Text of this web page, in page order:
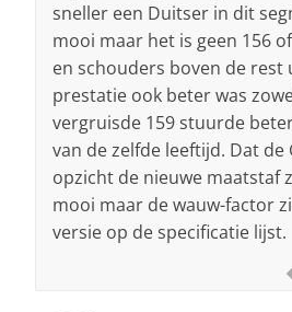
sneller een Duitser in dit
mooi maar het is geen 156
en schouders boven de rest
prestatie ook beter was
vergruisde 159 stuurde
van de zelfde leeftijd. Dat de
opzicht de nieuwe maatstaf
mooi maar de wauw-factor
versie op de specificatie lijst.